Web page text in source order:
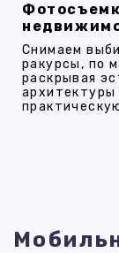
Снимаем
ракурсы, по
раскрывая
архитектуры